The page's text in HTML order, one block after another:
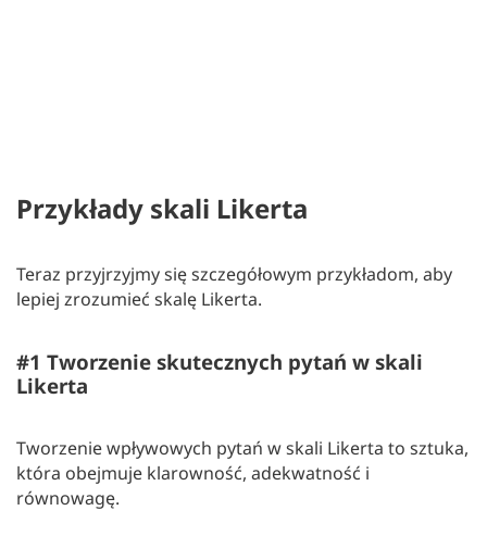
Przykłady skali Likerta
Teraz przyjrzyjmy się szczegółowym przykładom, aby
lepiej zrozumieć skalę Likerta.
#1 Tworzenie skutecznych pytań w skali
Likerta
Tworzenie wpływowych pytań w skali Likerta to sztuka,
która obejmuje klarowność, adekwatność i
równowagę.